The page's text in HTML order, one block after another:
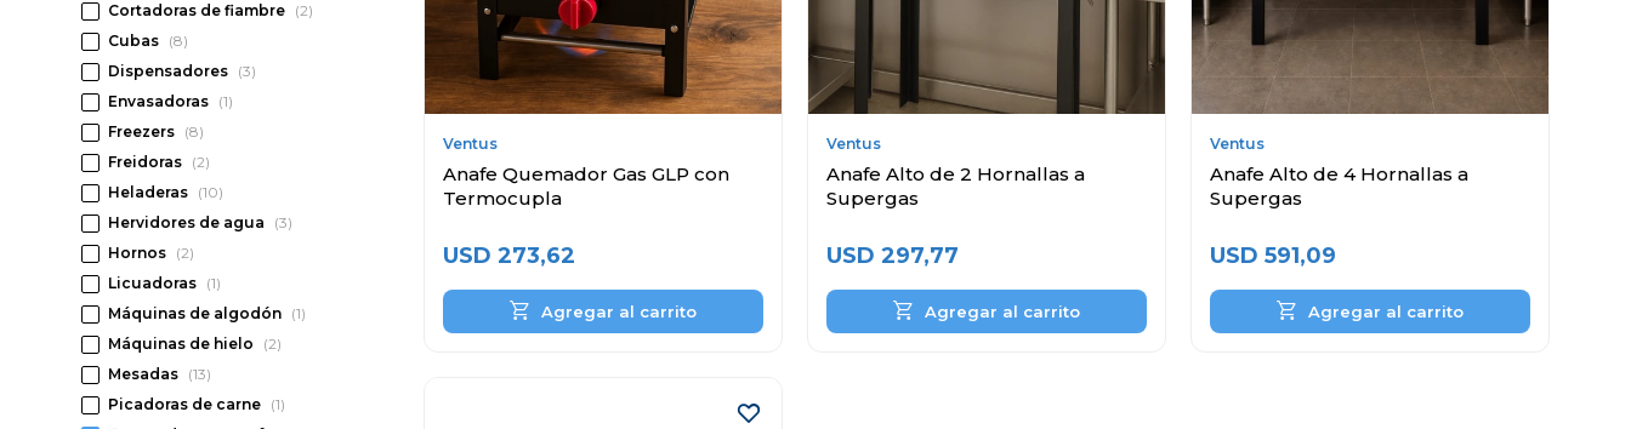
Ventus
Anafe Quemador Gas GLP con
Termocupla
USD 273,62
Ventus
Anafe Alto de 2 Hornallas a
Supergas
USD 297,77
Ventus
Anafe Alto de 4 Hornallas a
Supergas
USD 591,09
Cortadoras de fiambre (2)
Cubas (8)
Dispensadores (3)
Envasadoras (1)
Freezers (8)
Freidoras (2)
Heladeras (10)
Hervidores de agua
(3)
Hornos (2)
Licuadoras (1)
Máquinas de algodón (1)
Máquinas de hielo
(2)
Mesadas (13)
Picadoras de carne (1)